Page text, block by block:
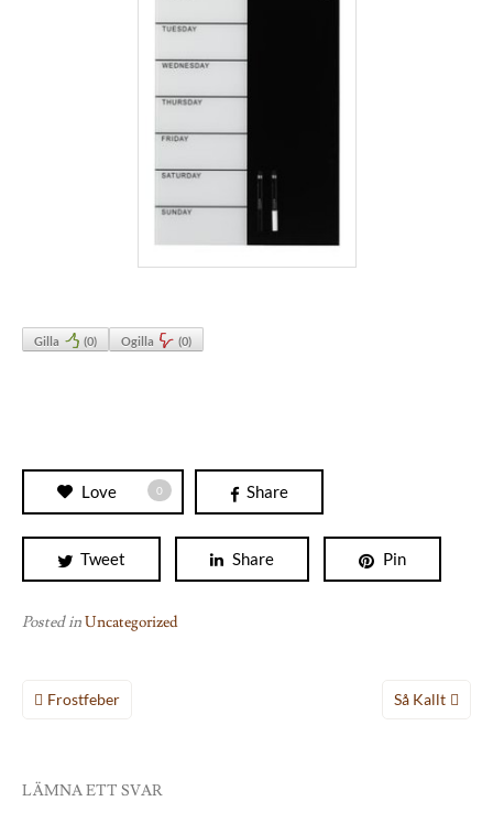
Gilla (0) Ogilla (0)
Love 0 Share
Tweet Share Pin
Posted inUncategorized
Inläggsnavigering
Frostfeber Så Kallt
LÄMNA ETT SVAR